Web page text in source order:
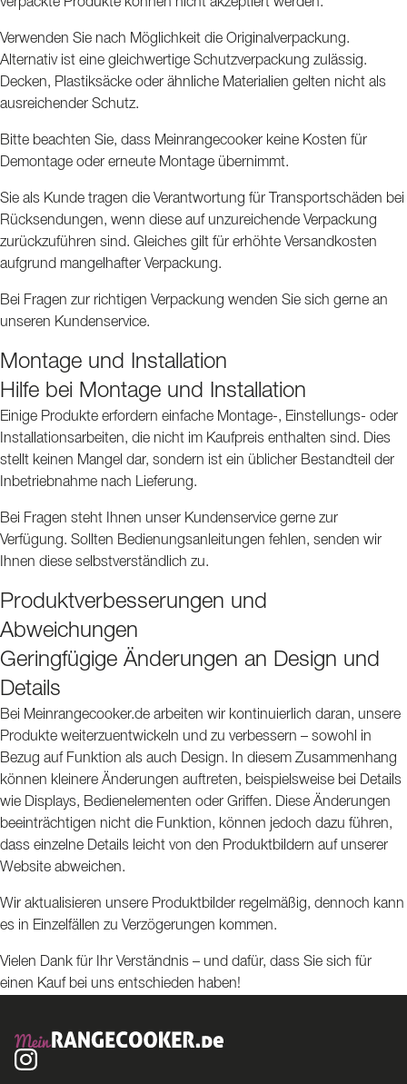
verpackte Produkte können nicht akzeptiert werden.
Verwenden Sie nach Möglichkeit die Originalverpackung.
Alternativ ist eine gleichwertige Schutzverpackung zulässig.
Decken, Plastiksäcke oder ähnliche Materialien gelten nicht als
ausreichender Schutz.
Bitte beachten Sie, dass Meinrangecooker keine Kosten für
Demontage oder erneute Montage übernimmt.
Sie als Kunde tragen die Verantwortung für Transportschäden bei
Rücksendungen, wenn diese auf unzureichende Verpackung
zurückzuführen sind. Gleiches gilt für erhöhte Versandkosten
aufgrund mangelhafter Verpackung.
Bei Fragen zur richtigen Verpackung wenden Sie sich gerne an
unseren Kundenservice.
Montage und Installation
Hilfe bei Montage und Installation
Einige Produkte erfordern einfache Montage-, Einstellungs- oder
Installationsarbeiten, die nicht im Kaufpreis enthalten sind. Dies
stellt keinen Mangel dar, sondern ist ein üblicher Bestandteil der
Inbetriebnahme nach Lieferung.
Bei Fragen steht Ihnen unser Kundenservice gerne zur
Verfügung. Sollten Bedienungsanleitungen fehlen, senden wir
Ihnen diese selbstverständlich zu.
Produktverbesserungen und
Abweichungen
Geringfügige Änderungen an Design und
Details
Bei Meinrangecooker.de arbeiten wir kontinuierlich daran, unsere
Produkte weiterzuentwickeln und zu verbessern – sowohl in
Bezug auf Funktion als auch Design. In diesem Zusammenhang
können kleinere Änderungen auftreten, beispielsweise bei Details
wie Displays, Bedienelementen oder Griffen. Diese Änderungen
beeinträchtigen nicht die Funktion, können jedoch dazu führen,
dass einzelne Details leicht von den Produktbildern auf unserer
Website abweichen.
Wir aktualisieren unsere Produktbilder regelmäßig, dennoch kann
es in Einzelfällen zu Verzögerungen kommen.
Vielen Dank für Ihr Verständnis – und dafür, dass Sie sich für
einen Kauf bei uns entschieden haben!